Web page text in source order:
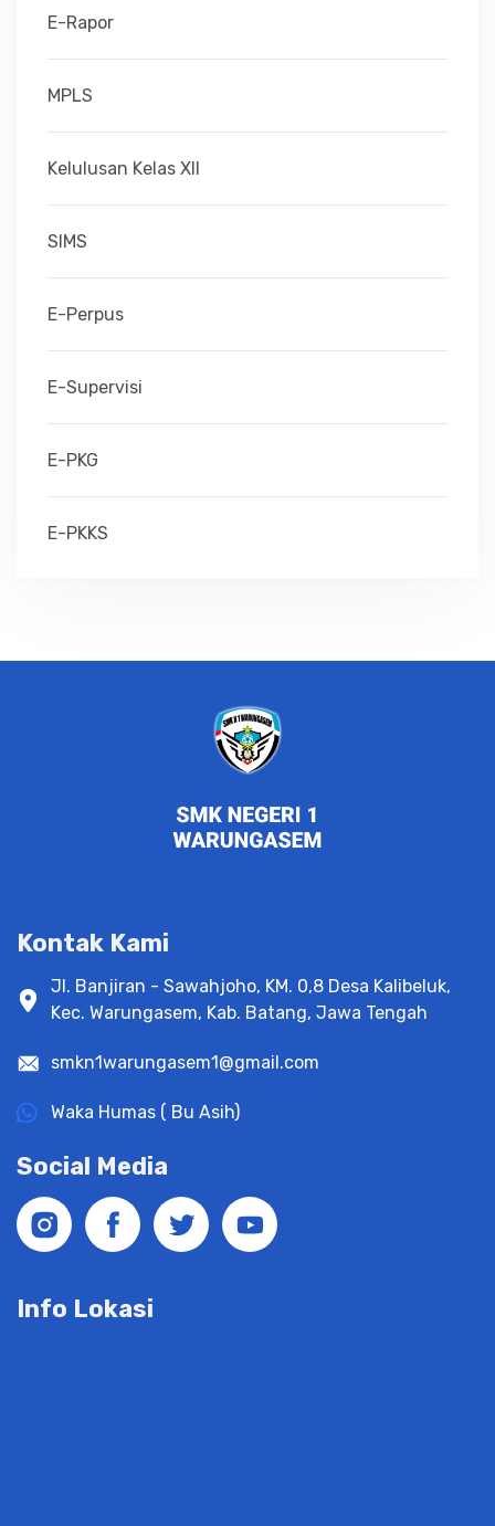
E-Rapor
MPLS
Kelulusan Kelas XII
SIMS
E-Perpus
E-Supervisi
E-PKG
E-PKKS
Kontak Kami
Jl. Banjiran - Sawahjoho, KM. 0,8 Desa Kalibeluk,
Kec. Warungasem, Kab. Batang, Jawa Tengah
smkn1warungasem1@gmail.com
Waka Humas ( Bu Asih)
Social Media
Info Lokasi